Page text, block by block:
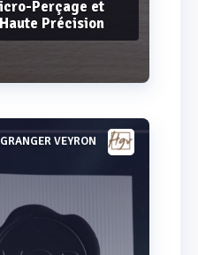
Perçage et
Précision
plus VEYRON